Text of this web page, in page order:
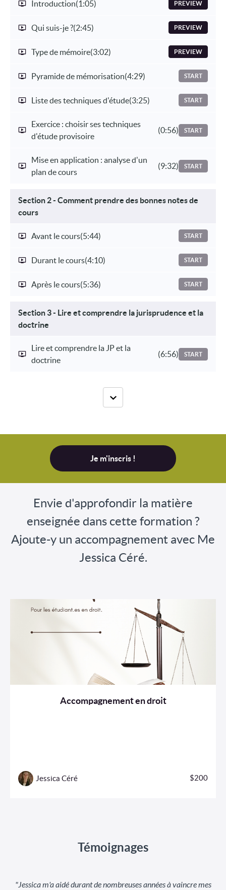
Introduction(1:05) PREVIEW
Qui suis-je ?(2:45) PREVIEW
Type de mémoire(3:02) PREVIEW
Pyramide de mémorisation(4:29) START
Liste des techniques d'étude(3:25) START
Exercice : choisir ses techniques
d'étude provisoire
(0:56) START
Mise en application : analyse d'un
plan de cours
(9:32) START
Section 2 - Comment prendre des bonnes notes de
cours
Avant le cours(5:44) START
Durant le cours(4:10) START
Après le cours(5:36) START
Section 3 - Lire et comprendre la jurisprudence et la
doctrine
Lire et comprendre la JP et la
doctrine
(6:56) START
Je m'inscris !
Envie d'approfondir la matière
enseignée dans cette formation ?
Ajoute-y un accompagnement avec Me
Jessica Céré.
Accompagnement en droit
Jessica Céré $200
Témoignages
"Jessica m'a aidé durant de nombreuses années à vaincre mes